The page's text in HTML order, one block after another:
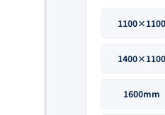
1100×1100
1400×1100
1600mm